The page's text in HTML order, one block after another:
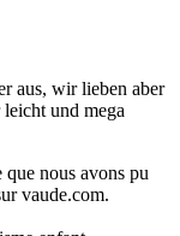
aus, wir lieben aber
und mega
nous avons pu
vaude.com.